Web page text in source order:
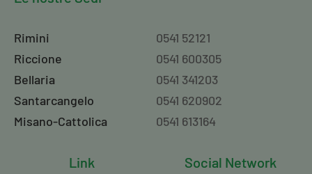
Rimini
Riccione
Bellaria
Santarcangelo
Misano-Cattolica
0541 52121
0541 600305
0541 341203
0541 620902
0541 613164
Link Social Network